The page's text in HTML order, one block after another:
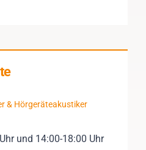
& Hörgeräteakustiker
und 14:00-18:00 Uhr